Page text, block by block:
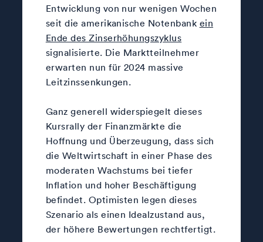
Entwicklung von nur wenigen Wochen
seit die amerikanische Notenbank ein
Ende des Zinserhöhungszyklus
signalisierte. Die Marktteilnehmer
erwarten nun für 2024 massive
Leitzinssenkungen.
Ganz generell widerspiegelt dieses
Kursrally der Finanzmärkte die
Hoffnung und Überzeugung, dass sich
die Weltwirtschaft in einer Phase des
moderaten Wachstums bei tiefer
Inflation und hoher Beschäftigung
befindet. Optimisten legen dieses
Szenario als einen Idealzustand aus,
der höhere Bewertungen rechtfertigt.